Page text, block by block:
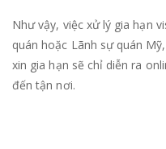
Như vậy, việc xử lý gia hạn
quán hoặc Lãnh sự quán
xin gia hạn sẽ chỉ diễn ra
đến tận nơi.